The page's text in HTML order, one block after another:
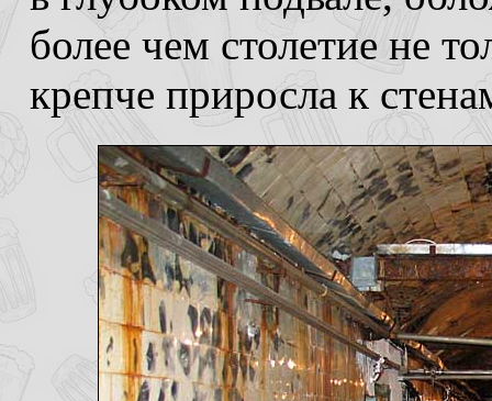
более чем столетие не
крепче приросла к